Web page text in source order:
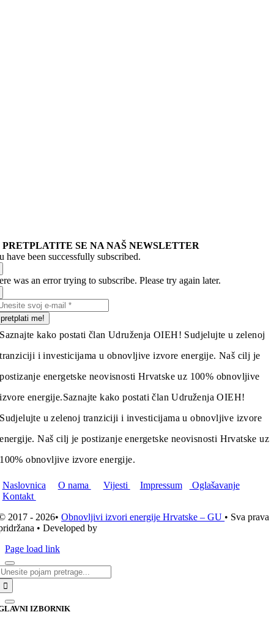
PRETPLATITE SE NA NAŠ NEWSLETTER
have been successfully subscribed.
was an error trying to subscribe. Please try again later.
pretplati me!
Saznajte kako postati član Udruženja OIEH! Sudjelujte u zelenoj
tranziciji i investicijama u obnovljive izvore energije. Naš cilj je
postizanje energetske neovisnosti Hrvatske uz 100% obnovljive
izvore energije.Saznajte kako postati član Udruženja OIEH!
Sudjelujte u zelenoj tranziciji i investicijama u obnovljive izvore
energije. Naš cilj je postizanje energetske neovisnosti Hrvatske uz
100% obnovljive izvore energije.
Naslovnica O nama Vijesti Impressum
Oglašavanje
Kontakt
2017 - 2026•Obnovljivi izvori energije Hrvatske – GU • Sva prava
• Developed by
Page load link
IZBORNIK